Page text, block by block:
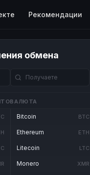
Рекомендации
обмена
Bitcoin BTC
Ethereum ETH
Litecoin LTC
Monero XMR